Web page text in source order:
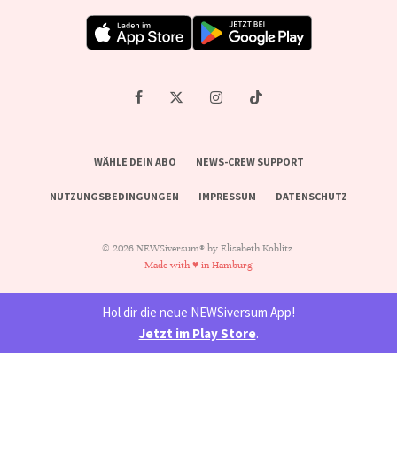
WÄHLE DEIN ABO NEWS-CREW SUPPORT
NUTZUNGSBEDINGUNGEN IMPRESSUM DATENSCHUTZ
© 2026 NEWSiversum® by Elisabeth Koblitz.
Made with ♥ in Hamburg
Hol dir die neue NEWSiversum App!
Jetzt im Play Store.